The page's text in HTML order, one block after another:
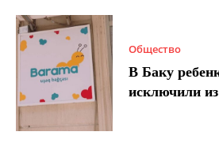
Общество
В Баку
исключили из